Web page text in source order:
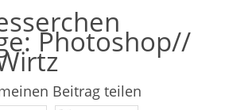
Photoshop//
Beitrag teilen